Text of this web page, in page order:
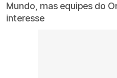
Mundo, mas equipes do
interesse